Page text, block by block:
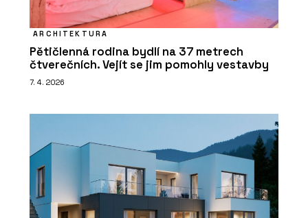
ARCHITEKTURA
Pětičlenná rodina bydlí na 37 metrech
čtverečních. Vejít se jim pomohly vestavby
7. 4. 2026